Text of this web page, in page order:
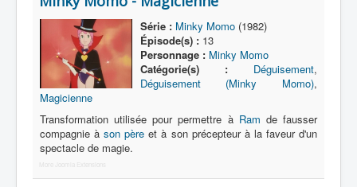
Acteur
Équipe
Personnage
Transformation
Série : Minky Momo(1982)
Épisode(s) :13
Personnage : Minky Momo
Catégorie(s) :
Déguisement,
Déguisement (Minky Momo),
Magicienne
Transformation utilisée pour permettre à Ram de fausser
compagnie àson père et à son précepteur à la faveur d'un
spectacle de magie.
More Joomla Extensions